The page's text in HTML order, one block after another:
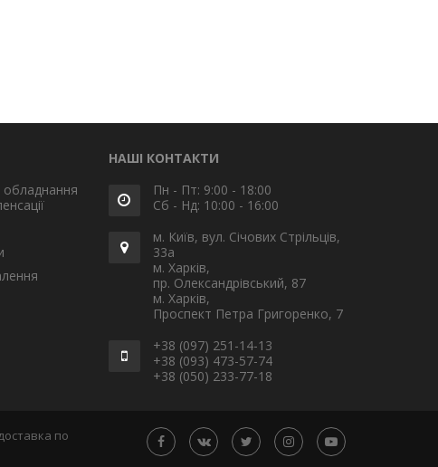
обладнання
НАШІ КОНТАКТИ
Пн - Пт: 9:00 - 18:00
Сб - Нд: 10:00 - 16:00
м. Київ, вул. Січових Стрільців,
33а
м. Харків,
пр. Олександрівський, 87
м. Харків,
Проспект Петра Григоренко, 7
+38 (097) 251-14-13
+38 (093) 473-57-74
+38 (050) 233-77-18
по